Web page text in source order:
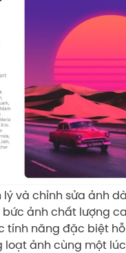
và chỉnh sửa ảnh
ảnh chất lượng
tính năng đặc biệt
loạt ảnh cùng một